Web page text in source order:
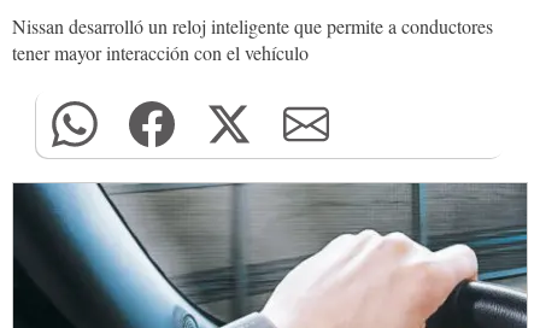
Nissan desarrolló un reloj inteligente que permite a conductores
tener mayor interacción con el vehículo